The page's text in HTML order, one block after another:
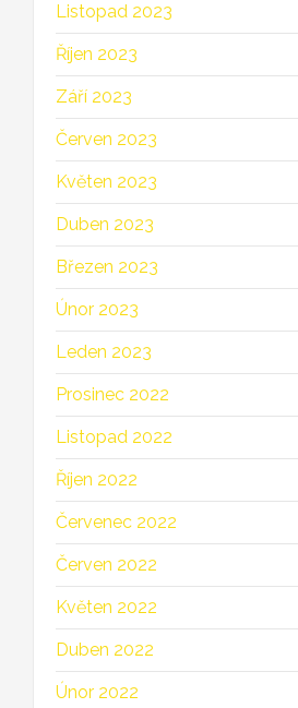
Listopad 2023
Říjen 2023
Září 2023
Červen 2023
Květen 2023
Duben 2023
Březen 2023
Únor 2023
Leden 2023
Prosinec 2022
Listopad 2022
Říjen 2022
Červenec 2022
Červen 2022
Květen 2022
Duben 2022
Únor 2022